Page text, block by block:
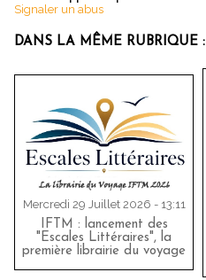
Signaler un abus
DANS LA MÊME RUBRIQUE :
Mercredi 29 Juillet 2026 - 13:11
IFTM : lancement des
"Escales Littéraires", la
première librairie du voyage